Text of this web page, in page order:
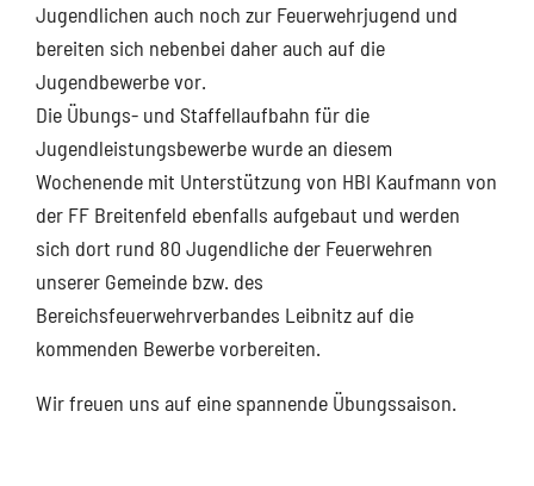
Jugendlichen auch noch zur Feuerwehrjugend und
bereiten sich nebenbei daher auch auf die
Jugendbewerbe vor.
Die Übungs- und Staffellaufbahn für die
Jugendleistungsbewerbe wurde an diesem
Wochenende mit Unterstützung von HBI Kaufmann von
der FF Breitenfeld ebenfalls aufgebaut und werden
sich dort rund 80 Jugendliche der Feuerwehren
unserer Gemeinde bzw. des
Bereichsfeuerwehrverbandes Leibnitz auf die
kommenden Bewerbe vorbereiten.
Wir freuen uns auf eine spannende Übungssaison.